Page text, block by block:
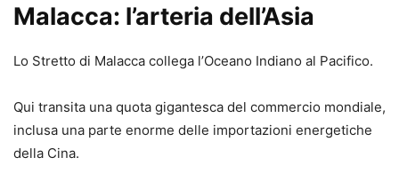
Malacca: l’arteria dell’Asia
Lo Stretto di Malacca collega l’Oceano Indiano al Pacifico.
Qui transita una quota gigantesca del commercio mondiale,
inclusa una parte enorme delle importazioni energetiche
della Cina.